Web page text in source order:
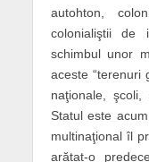
autohton,
colonialiştii de
schimbul unor
aceste “terenuri
naţionale,
Statul este
multinaţional îl
arătat-o